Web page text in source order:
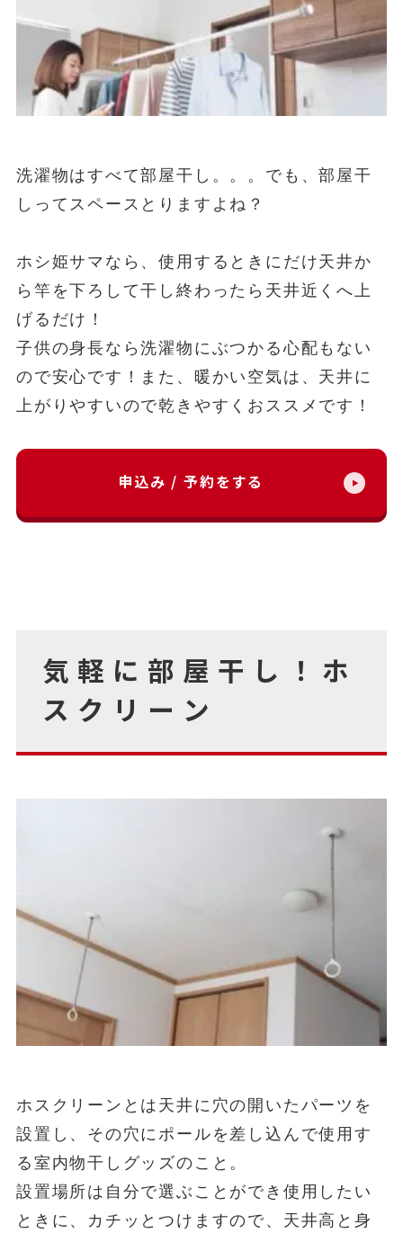
洗濯物はすべて部屋干し。。。 でも、部屋干
しってスペースとりますよね？
ホシ姫サマなら、使用するときにだけ天井か
ら竿を下ろして干し終わったら天井近くへ上
げるだけ！
子供の身長なら洗濯物にぶつかる心配もない
ので安心です！また、暖かい空気は、天井に
上がりやすいので乾きやすくおススメです！
申込み / 予約をする
気軽に部屋干し！ホ
スクリーン
ホスクリーンとは天井に穴の開いたパーツを
設置し、その穴にポールを差し込んで使用す
る室内物干しグッズのこと。
設置場所は自分で選ぶことができ使用したい
ときに、カチッとつけますので、天井高と身